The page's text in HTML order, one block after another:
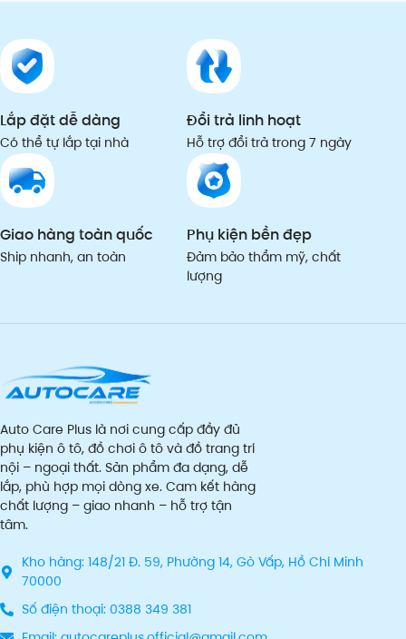
Lắp đặt dễ dàng
Có thể tự lắp tại nhà
Đổi trả linh hoạt
Hỗ trợ đổi trả trong 7 ngày
Giao hàng toàn quốc
Ship nhanh, an toàn
Phụ kiện bền đẹp
Đảm bảo thẩm mỹ, chất
lượng
Auto Care Plus là nơi cung cấp đầy đủ
phụ kiện ô tô, đồ chơi ô tô và đồ trang trí
nội – ngoại thất. Sản phẩm đa dạng, dễ
lắp, phù hợp mọi dòng xe. Cam kết hàng
chất lượng – giao nhanh – hỗ trợ tận
tâm.
Kho hàng: 148/21 Đ. 59, Phường 14, Gò Vấp, Hồ Chí Minh
70000
Số điện thoại: 0388 349 381